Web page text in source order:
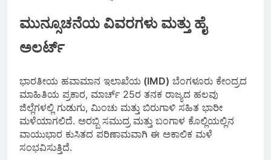
ಮುನ್ಸೂಚನೆಯ ವಿವರಗಳು ಮತ್ತು ಹೈ
ಅಲರ್ಟ್
ಭಾರತೀಯ ಹವಾಮಾನ ಇಲಾಖೆಯ (IMD) ಬೆಂಗಳೂರು ಕೇಂದ್ರದ
ಮಾಹಿತಿಯ ಪ್ರಕಾರ, ಮಾರ್ಚ್ 25ರ ತನಕ ರಾಜ್ಯದ ಹಲವು
ಜಿಲ್ಲೆಗಳಲ್ಲಿ ಗುಡುಗು, ಮಿಂಚು ಮತ್ತು ಬಿರುಗಾಳಿ ಸಹಿತ ಭಾರೀ
ಮಳೆಯಾಗಲಿದೆ. ಅರಬ್ಬಿ ಸಮುದ್ರ ಮತ್ತು ಬಂಗಾಳ ಕೊಲ್ಲಿಯಲ್ಲಿನ
ವಾಯುಭಾರ ಕುಸಿತದ ಪರಿಣಾಮವಾಗಿ ಈ ಅಕಾಲಿಕ ಮಳೆ
ಸಂಭವಿಸುತ್ತಿದೆ.